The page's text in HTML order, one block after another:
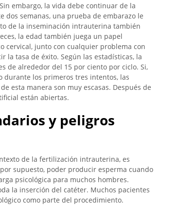
embargo, la vida debe continuar de la
dos semanas, una prueba de embarazo le
de la inseminación intrauterina también
la edad también juega un papel
cervical, junto con cualquier problema con
la tasa de éxito. Según las estadísticas, la
de alrededor del 15 por ciento por ciclo. Si,
durante los primeros tres intentos, las
esta manera son muy escasas. Después de
están abiertas.
y peligros
de la fertilización intrauterina, es
supuesto, poder producir esperma cuando
psicológica para muchos hombres.
la inserción del catéter. Muchos pacientes
como parte del procedimiento.